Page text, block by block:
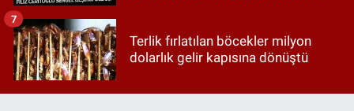
Terlik fırlatılan böcekler milyon
dolarlık gelir kapısına dönüştü
7